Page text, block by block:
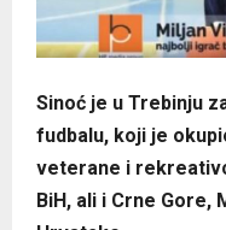
Sinoć je u Trebinju
fudbalu, koji je
veterane i
BiH, ali i Crne Gore,